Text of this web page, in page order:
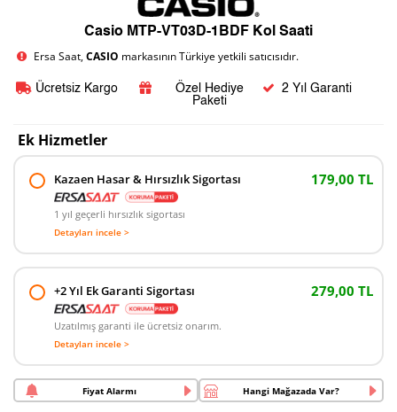
Casio MTP-VT03D-1BDF Kol Saati
Ersa Saat,CASIO markasının Türkiye yetkili satıcısıdır.
Ücretsiz Kargo
Özel Hediye
Paketi
2 Yıl Garanti
Ek Hizmetler
Kazaen Hasar & Hırsızlık Sigortası 179,00 TL
1 yıl geçerli hırsızlık sigortası
Detayları incele >
+2 Yıl Ek Garanti Sigortası 279,00 TL
Uzatılmış garanti ile ücretsiz onarım.
Detayları incele >
Fiyat Alarmı Hangi Mağazada Var?